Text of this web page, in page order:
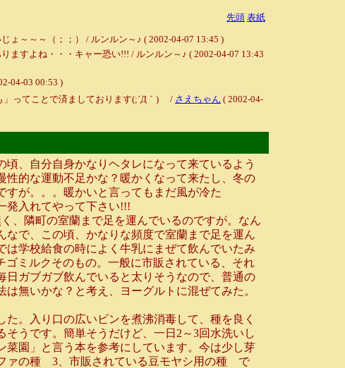
先頭 表紙
～～～（；；） / ルンルン～♪ ( 2002-04-07 13:45 )
すよね・・・キャー恐い!!! / ルンルン～♪ ( 2002-04-07 13:43
04-03 00:53 )
」ってことで済ましております(;´Д｀) / さえちゃん ( 2002-04-
、自分自身かなりヘタレになって来ているよう
的な運動不足かな？暖かくなって来たし、冬の
が。。。暖かいと言ってもまだ風が冷た
発入れてやって下さい!!!
、隣町の室蘭まで足を運んでいるのですが。なん
で、この頃、かなりな頻度で室蘭まで足を運ん
学校給食の時によく牛乳にまぜて飲んでいたみ
ミルクそのもの。一般に市販されている、それ
日ガブガブ飲んでいると太りそうなので、普通の
無いかな？と考え、ヨーグルトに混ぜてみた。
。入り口の広いビンを煮沸消毒して、種を良く
うです。簡単そうだけど、一日2～3回水洗いし
園」と言う本を参考にしています。今は少し芽
ァの種 3、市販されている豆モヤシ用の種 で